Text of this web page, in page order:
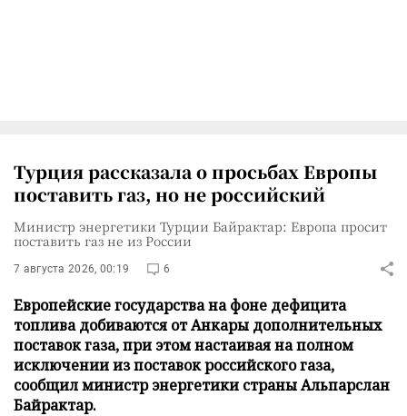
Турция рассказала о просьбах Европы
поставить газ, но не российский
Министр энергетики Турции Байрактар: Европа просит
поставить газ не из России
7 августа 2026, 00:19 6
Европейские государства на фоне дефицита
топлива добиваются от Анкары дополнительных
поставок газа, при этом настаивая на полном
исключении из поставок российского газа,
сообщил министр энергетики страны Альпарслан
Байрактар.